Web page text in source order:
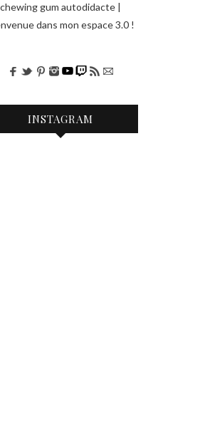
chewing gum autodidacte |
dans mon espace 3.0 !
INSTAGRAM